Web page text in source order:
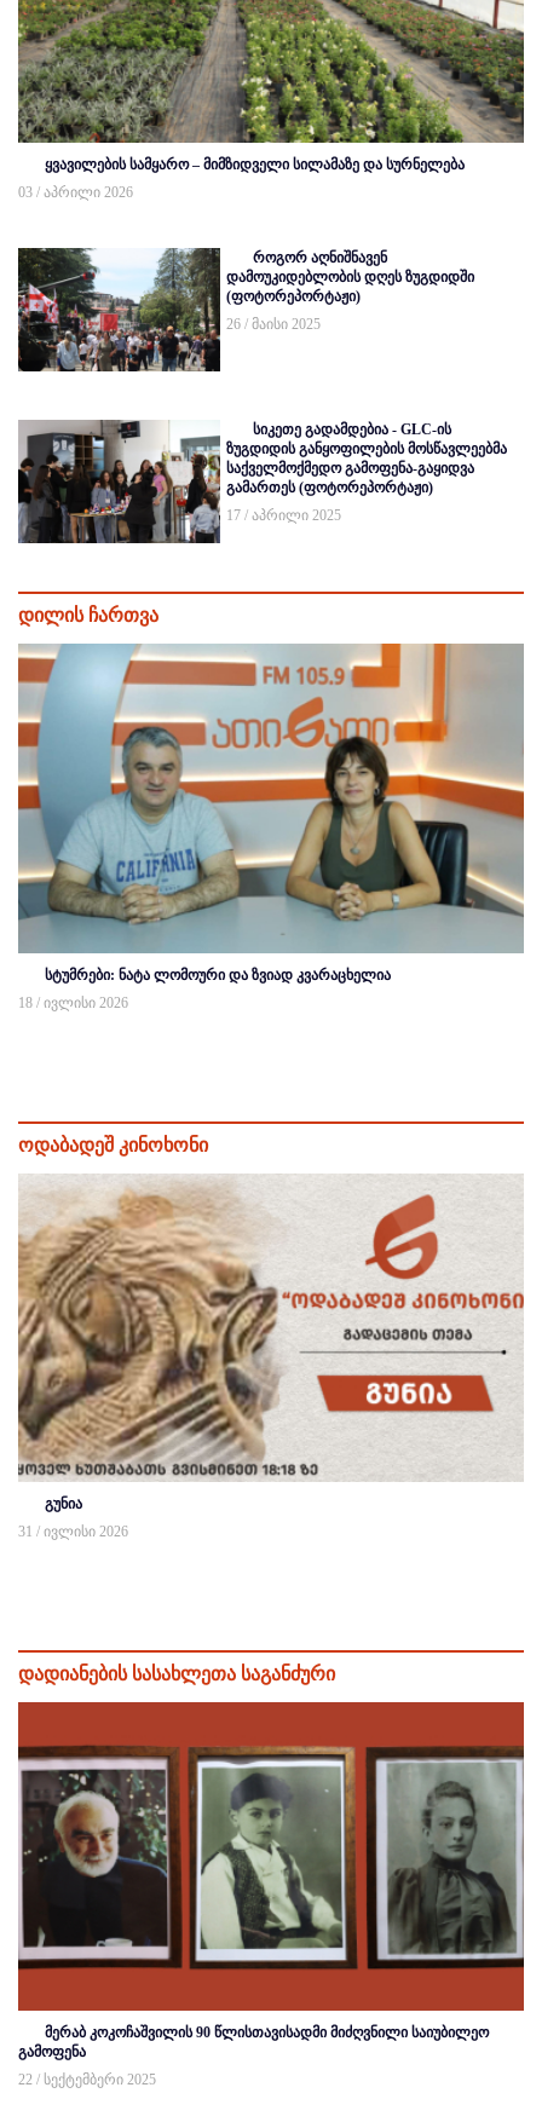
ყვავილების სამყარო – მიმზიდველი სილამაზე და სურნელება
03 / აპრილი 2026
როგორ აღნიშნავენ
დამოუკიდებლობის დღეს ზუგდიდში
(ფოტორეპორტაჟი)
26 / მაისი 2025
სიკეთე გადამდებია - GLC-ის
ზუგდიდის განყოფილების მოსწავლეებმა
საქველმოქმედო გამოფენა-გაყიდვა
გამართეს (ფოტორეპორტაჟი)
17 / აპრილი 2025
დილის ჩართვა
სტუმრები: ნატა ლომოური და ზვიად კვარაცხელია
18 / ივლისი 2026
ოდაბადეშ კინოხონი
გუნია
31 / ივლისი 2026
დადიანების სასახლეთა საგანძური
მერაბ კოკოჩაშვილის 90 წლისთავისადმი მიძღვნილი საიუბილეო
გამოფენა
22 / სექტემბერი 2025